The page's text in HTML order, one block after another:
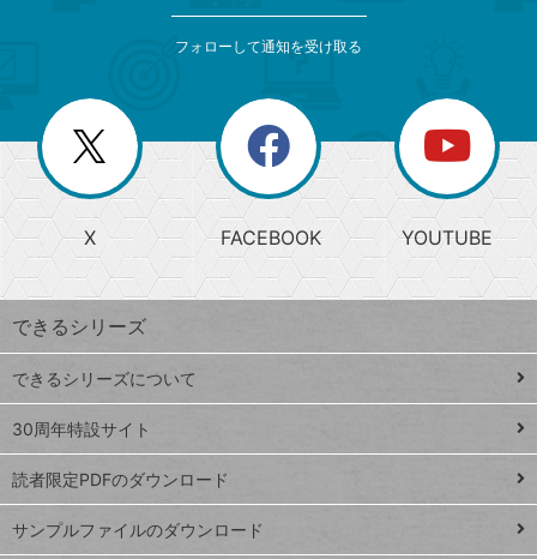
じ
る
search
検
索
上
昇
ワ
ー
ド
Google
スプレ
ッドシ
ート
iPhone
VLOOKUP
閉
じ
る
ー
か
ら
探
す
ト
ッ
プ
ペ
ジ
フォローして通知を受け取る
X FACEBOOK YOUTUBE
できるシリーズ
できるシリーズについて
30周年特設サイト
読者限定PDFのダウンロード
サンプルファイルのダウンロード